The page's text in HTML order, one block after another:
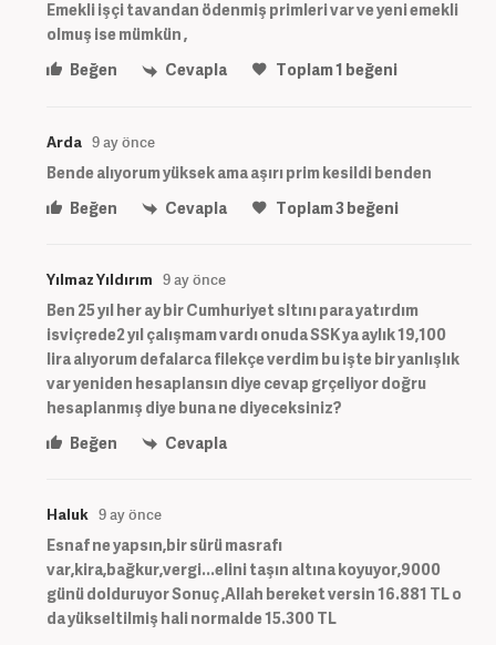
Emekli işçi tavandan ödenmiş primleri var ve yeni emekli
olmuş ise mümkün ,
Beğen
Cevapla Toplam1 beğeni
Arda 9 ay önce
Bende alıyorum yüksek ama aşırı prim kesildi benden
Beğen
Cevapla Toplam3beğeni
Yılmaz Yıldırım 9 ay önce
Ben 25 yıl her ay bir Cumhuriyet sltını para yatırdım
isviçrede2 yıl çalışmam vardı onuda SSK ya aylık 19,100
lira alıyorum defalarca filekçe verdim bu işte bir yanlışlık
var yeniden hesaplansın diye cevap grçeliyor doğru
hesaplanmış diye buna ne diyeceksiniz?
Beğen
Cevapla
Haluk 9 ay önce
Esnaf ne yapsın,bir sürü masrafı
var,kira,bağkur,vergi...elini taşın altına koyuyor,9000
günü dolduruyor Sonuç ,Allah bereket versin 16.881 TL o
da yükseltilmiş hali normalde 15.300 TL